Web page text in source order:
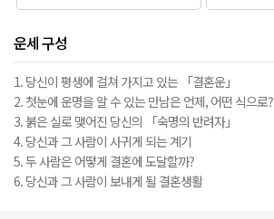
운세 구성
1. 당신이 평생에 걸쳐 가지고 있는 「결혼운」
2. 첫눈에 운명을 알 수 있는 만남은 언제, 어떤 식으로?
3. 붉은 실로 맺어진 당신의 「숙명의 반려자」
4. 당신과 그 사람이 사귀게 되는 계기
5. 두 사람은 어떻게 결혼에 도달할까?
6. 당신과 그 사람이 보내게 될 결혼생활